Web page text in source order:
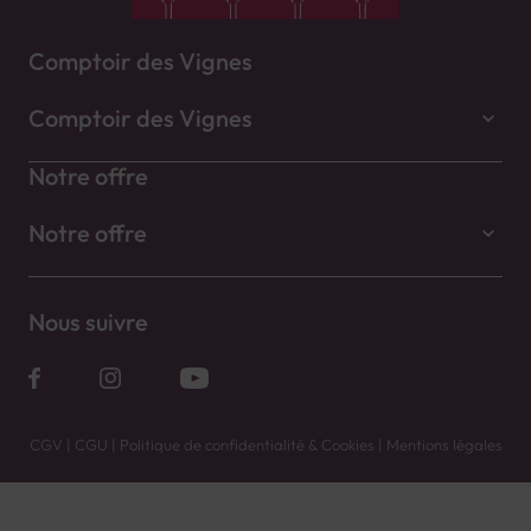
Comptoir des Vignes
Comptoir des Vignes
Notre offre
Notre offre
Nous suivre
CGV | CGU | Politique de confidentialité & Cookies | Mentions légales